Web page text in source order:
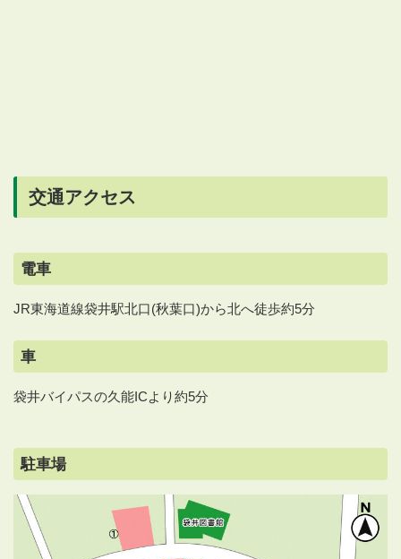
交通アクセス
電車
JR東海道線袋井駅北口(秋葉口)から北へ徒歩約5分
車
袋井バイパスの久能ICより約5分
駐車場